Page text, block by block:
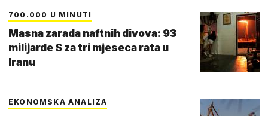
700.000 U MINUTI
Masna zarada naftnih divova: 93
milijarde $ za tri mjeseca rata u
Iranu
EKONOMSKA ANALIZA